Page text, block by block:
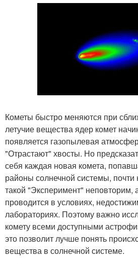
Кометы быстро меняются при
летучие вещества ядер комет
появляется газопылевая
"Отрастают" хвосты. Но
себя каждая новая комета,
районы солнечной системы,
такой "Эксперимент" неповторим,
проводится в условиях,
лабораториях. Поэтому важно
комету всеми доступными
это позволит лучше понять
вещества в солнечной системе.